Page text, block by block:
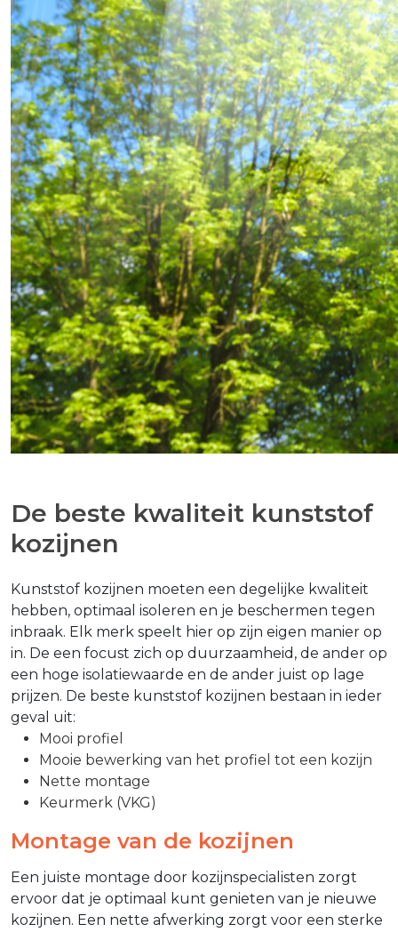
De beste kwaliteit kunststof
kozijnen
Kunststof kozijnen moeten een degelijke kwaliteit
hebben, optimaal isoleren en je beschermen tegen
inbraak. Elk merk speelt hier op zijn eigen manier op
in. De een focust zich op duurzaamheid, de ander op
een hoge isolatiewaarde en de ander juist op lage
prijzen. De beste kunststof kozijnen bestaan in ieder
geval uit:
Mooi profiel
Mooie bewerking van het profiel tot een kozijn
Nette montage
Keurmerk (VKG)
Montage van de kozijnen
Een juiste montage door kozijnspecialisten zorgt
ervoor dat je optimaal kunt genieten van je nieuwe
kozijnen. Een nette afwerking zorgt voor een sterke